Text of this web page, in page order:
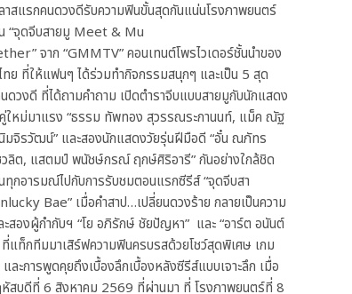
าสแรกคนดวงดีรับความฟินขั้นสุดกันแน่นโรงภาพยนตร์
“จุดจีบสายมู Meet & Mu
จาก “GMMTV” คอนเทนต์โพรไวเดอร์ชั้นนำของ
ทย ที่ให้แฟนๆ ได้ร่วมทำกิจกรรมสนุกๆ และเป็น 5 สุด
ดวงดี ที่ได้ถามคำถาม เปิดตำราจีบแบบสายมูกับนักแสดง
ใหม่มาแรง “ธรรม ทัพทอง สุวรรณระกานนท์, แม็ค ณัฐ
มจิรวัฒน์” และสองนักแสดงวัยรุ่นฝีมือดี “อั๋น ณภัทร
ลิต, แสตมป์ พนัชษ์กรณ์ ฤกษ์ศิริอารี” กันอย่างใกล้ชิด
ทุกอารมณ์ไปกับการรับชมตอนแรกซีรีส์ “จุดจีบสา
Bae” เมื่อคำสาป…เปลี่ยนดวงร้าย กลายเป็นความ
สองผู้กำกับฯ “โย อภิรักษ์ ชัยปัญหา” และ “อาร์ต อนันต์
แท็กทีมมาเสิร์ฟความฟินครบรสด้วยโชว์สุดพิเศษ เกม
ละการพูดคุยถึงเบื้องลึกเบื้องหลังซีรีส์แบบเจาะลึก เมื่อ
สบดีที่ 6 สิงหาคม 2569 ที่ผ่านมา ที่ โรงภาพยนตร์ที่ 8